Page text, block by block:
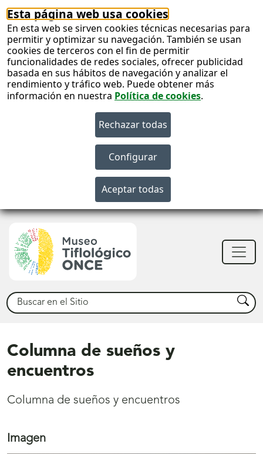
Esta página web usa cookies
En esta web se sirven cookies técnicas necesarias para
permitir y optimizar su navegación. También se usan
cookies de terceros con el fin de permitir
funcionalidades de redes sociales, ofrecer publicidad
basada en sus hábitos de navegación y analizar el
rendimiento y tráfico web. Puede obtener más
información en nuestra Política de cookies.
Buscar Buscar
Columna de sueños y
encuentros
Columna de sueños y encuentros
Imagen